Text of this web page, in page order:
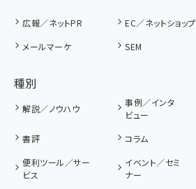
広報／ネットPR
EC／ネットショップ
メールマーケ
SEM
種別
解説／ノウハウ
事例／インタ
ビュー
書評 コラム
便利ツール／サー
ビス
イベント／セミ
ナー